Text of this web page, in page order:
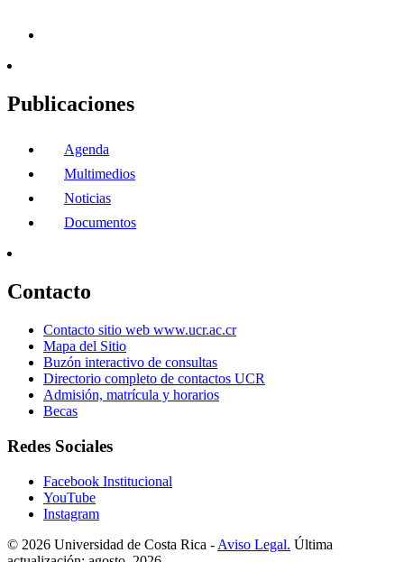
Publicaciones
Agenda
Multimedios
Noticias
Documentos
Contacto
Contacto sitio web www.ucr.ac.cr
Mapa del Sitio
Buzón interactivo de consultas
Directorio completo de contactos UCR
Admisión, matrícula y horarios
Becas
Redes Sociales
Facebook Institucional
YouTube
Instagram
© 2026 Universidad de Costa Rica - Aviso Legal. Última